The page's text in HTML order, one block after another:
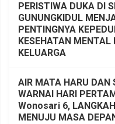
PERISTIWA DUKA DI
GUNUNGKIDUL
PENTINGNYA
KESEHATAN MENTAL
KELUARGA
AIR MATA HARU DAN
WARNAI HARI
Wonosari 6,
MENUJU MASA